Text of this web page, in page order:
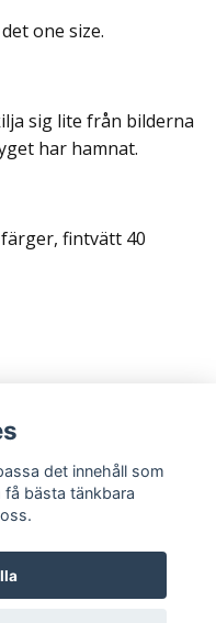
one size.
sig lite från bilderna
har hamnat.
fintvätt 40
det innehåll som
bästa tänkbara